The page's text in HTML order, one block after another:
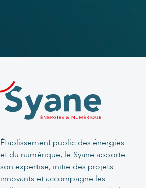
Établissement public des énergies
et du numérique, le Syane apporte
son expertise, initie des projets
innovants et accompagne les